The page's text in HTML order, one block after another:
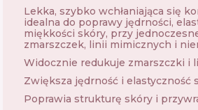
Lekka, szybko wchłaniająca się
idealna do poprawy jędrności,
miękkości skóry, przy
zmarszczek, linii mimicznych i
Widocznie redukuje zmarszczki i
Zwiększa jędrność i elastyczność
Poprawia strukturę skóry i